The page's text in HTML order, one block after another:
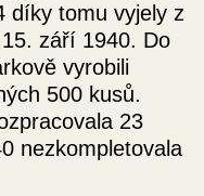
díky tomu vyjely z
září 1940. Do
vyrobili
500 kusů.
23
nezkompletovala